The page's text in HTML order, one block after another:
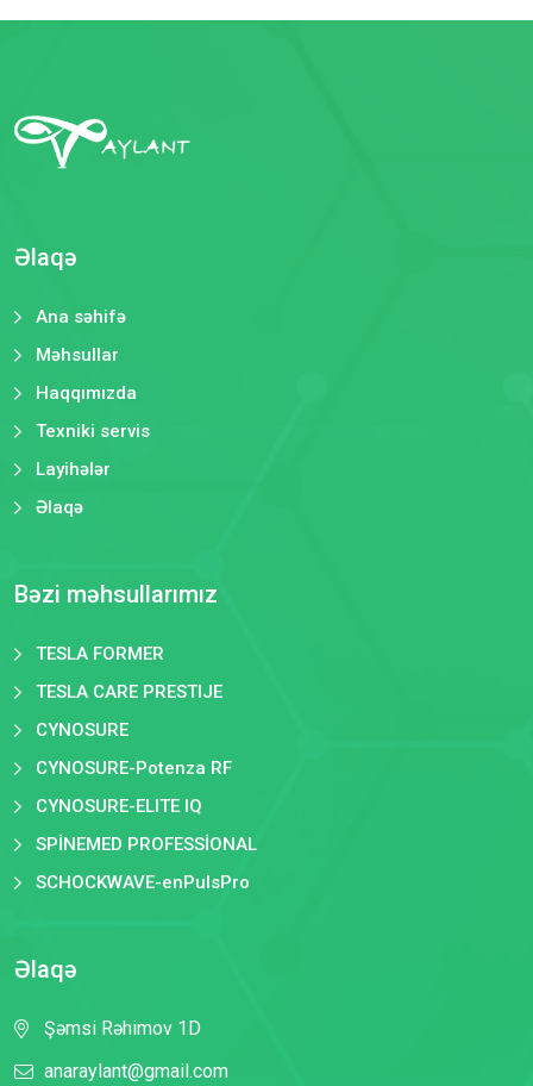
Əlaqə
Ana səhifə
Məhsullar
Haqqımızda
Texniki servis
Layihələr
Əlaqə
Bəzi məhsullarımız
TESLA FORMER
TESLA CARE PRESTIJE
CYNOSURE
CYNOSURE-Potenza RF
CYNOSURE-ELITE IQ
SPİNEMED PROFESSİONAL
SCHOCKWAVE-enPulsPro
Əlaqə
Şəmsi Rəhimov 1D
anaraylant@gmail.com